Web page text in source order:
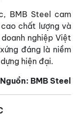
BMB Steel cam
chất lượng và
nghiệp Việt
đáng là niềm
hiện đại.
Nguồn: BMB Steel